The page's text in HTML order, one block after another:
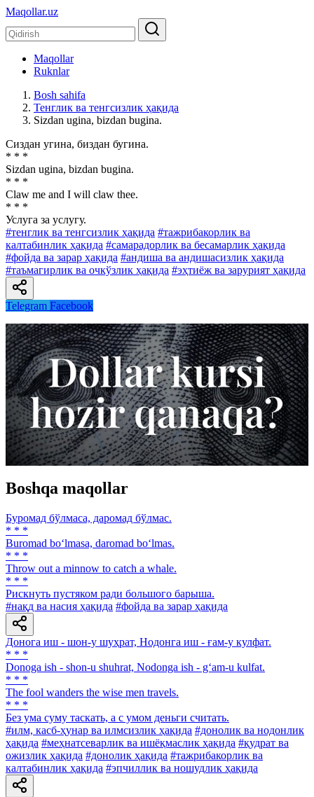
Maqollar.uz
Maqollar
Ruknlar
Bosh sahifa
Тенглик ва тенгсизлик ҳақида
Sizdan ugina, bizdan bugina.
Сиздан угина, биздан бугина.
* * *
Sizdan ugina, bizdan bugina.
* * *
Claw me and I will claw thee.
* * *
Услуга за услугу.
#тенглик ва тенгсизлик ҳақида #тажрибакорлик ва
калтабинлик ҳақида #самарадорлик ва бесамарлик ҳақида
#фойда ва зарар ҳақида #андиша ва андишасизлик ҳақида
#таъмагирлик ва очкўзлик ҳақида #эҳтиёж ва зарурият ҳақида
Telegram Facebook
Boshqa maqollar
Буромад бўлмаса, даромад бўлмас.
* * *
Buromad bo‘lmasa, daromad bo‘lmas.
* * *
Throw out a minnow to catch a whale.
* * *
Рискнуть пустяком ради большого барыша.
#нақд ва насия ҳақида #фойда ва зарар ҳақида
Донога иш - шон-у шуҳрат, Нодонга иш - ғам-у кулфат.
* * *
Donoga ish - shon-u shuhrat, Nodonga ish - g‘am-u kulfat.
* * *
The fool wanders the wise men travels.
* * *
Без ума суму таскать, а с умом деньги считать.
#илм, касб-ҳунар ва илмсизлик ҳақида #донолик ва нодонлик
ҳақида #меҳнатсеварлик ва ишёқмаслик ҳақида #қудрат ва
ожизлик ҳақида #донолик ҳақида #тажрибакорлик ва
калтабинлик ҳақида #эпчиллик ва ношудлик ҳақида